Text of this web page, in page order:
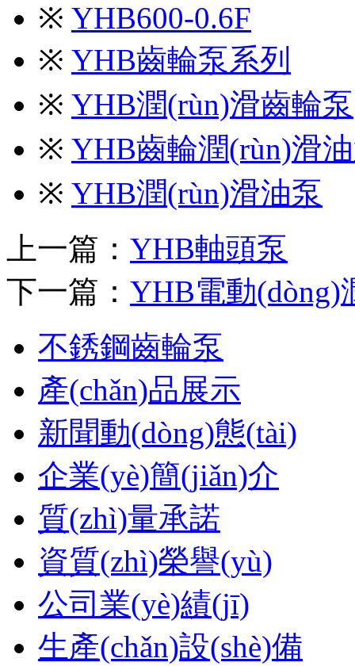
※ YHB600-0.6F
※ YHB齒輪泵系列
※ YHB潤(rùn)滑齒輪泵
※ YHB齒輪潤(rùn)滑
※ YHB潤(rùn)滑油泵
上一篇： YHB軸頭泵
下一篇： YHB電動(dòng)
不銹鋼齒輪泵
產(chǎn)品展示
新聞動(dòng)態(tài)
企業(yè)簡(jiǎn)介
質(zhì)量承諾
資質(zhì)榮譽(yù)
公司業(yè)績(jī)
生產(chǎn)設(shè)備